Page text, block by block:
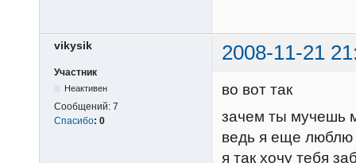
vikysik 2008-11-21
Участник
Неактивен
Сообщений: 7
Спасибо: 0
во вот так
зачем ты мучешь
ведь я еще люблю
я так хочу тебя